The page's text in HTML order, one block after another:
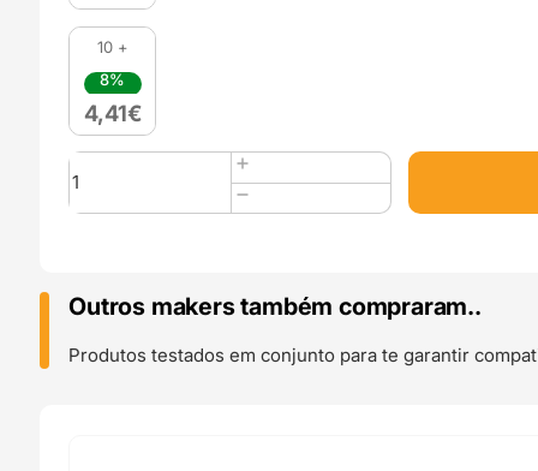
10 +
8%
4,41€
Quantidade
de
25
Stainless
Steel
M3x18
Outros makers também compraram..
Produtos testados em conjunto para te garantir